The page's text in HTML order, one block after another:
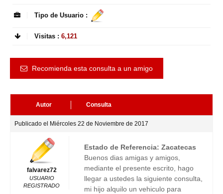
Tipo de Usuario :
Visitas : 6,121
Recomienda esta consulta a un amigo
Autor Consulta
Publicado el Miércoles 22 de Noviembre de 2017
falvarez72
USUARIO
REGISTRADO
Estado de Referencia: Zacatecas
Buenos dias amigas y amigos,
mediante el presente escrito, hago
llegar a ustedes la siguiente consulta,
mi hijo alquilo un vehiculo para